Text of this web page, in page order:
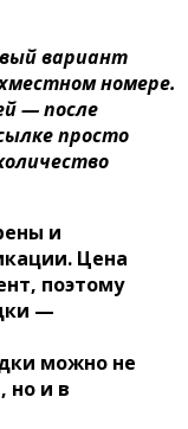
вариант
номере.
— после
просто
и
Цена
поэтому
—
можно не
но и в